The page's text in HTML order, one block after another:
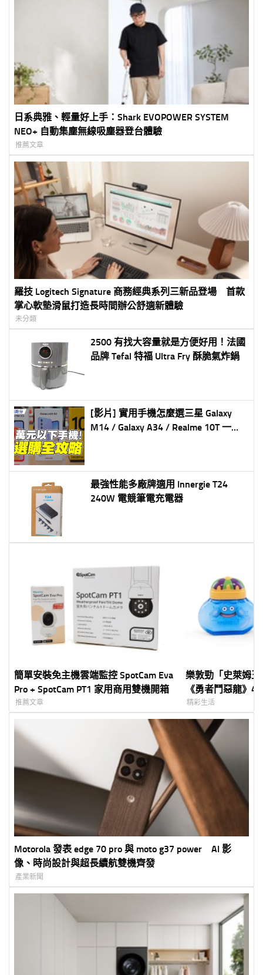
日系典雅、輕量好上手：Shark EVOPOWER SYSTEM
NEO+ 自動集塵無線吸塵器登台體驗
推薦文章
羅技 Logitech Signature 商務經典系列三新品登場 首款
掌心軟墊滑鼠打造長時間辦公舒適新體驗
未分類
2500 有找大容量就是方便好用！法國
品牌 Tefal 特福 Ultra Fry 酥脆氣炸鍋
[影片] 實用手機怎麼選三星 Galaxy
M14 / Galaxy A34 / Realme 10T 一起
最強性能多廠牌適用 Innergie T24
240W 電競筆電充電器
簡單安裝免主機雲端監控 SpotCam Eva
Pro + SpotCam PT1 家用商用雙機開箱
推薦文章
樂敦勁「史萊姆
《勇者鬥惡龍》
裡都藏著合體彩蛋
精彩生活
Motorola 發表 edge 70 pro 與 moto g37 power AI 影
像、時尚設計與超長續航雙機齊發
產業新聞